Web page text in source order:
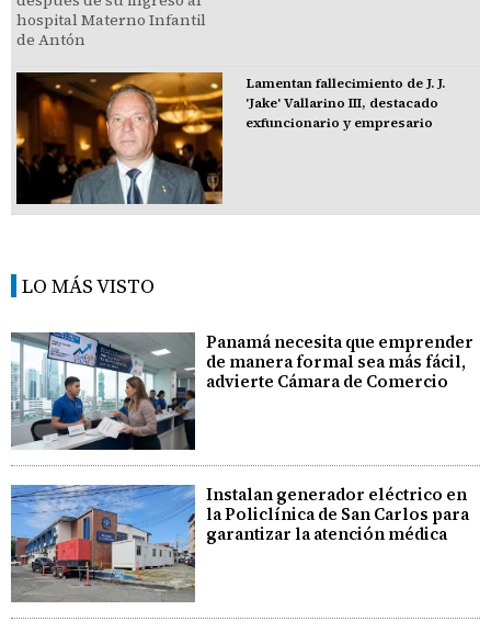
Lamentan fallecimiento de J. J.
'Jake' Vallarino III, destacado
exfuncionario y empresario
LO MÁS VISTO
Panamá necesita que emprender
de manera formal sea más fácil,
advierte Cámara de Comercio
Instalan generador eléctrico en
la Policlínica de San Carlos para
garantizar la atención médica